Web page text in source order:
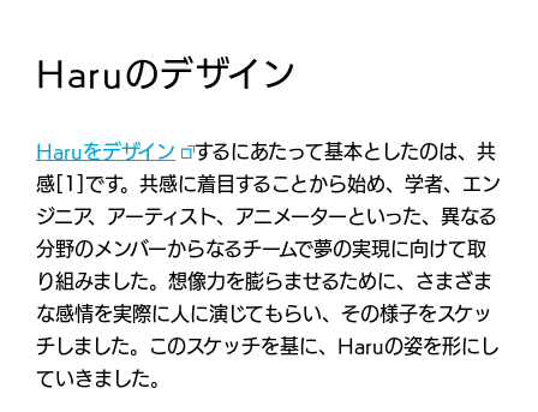
Haruのデザイン
Haruをデザイン
するにあたって基本としたのは、共
感[1]です。共感に着目することから始め、学者、エン
ジニア、アーティスト、アニメーターといった、異なる
分野のメンバーからなるチームで夢の実現に向けて取
り組みました。想像力を膨らませるために、さまざま
な感情を実際に人に演じてもらい、その様子をスケッ
チしました。このスケッチを基に、Haruの姿を形にし
ていきました。